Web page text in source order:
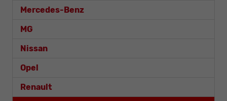
Mercedes-Benz
MG
Nissan
Opel
Renault